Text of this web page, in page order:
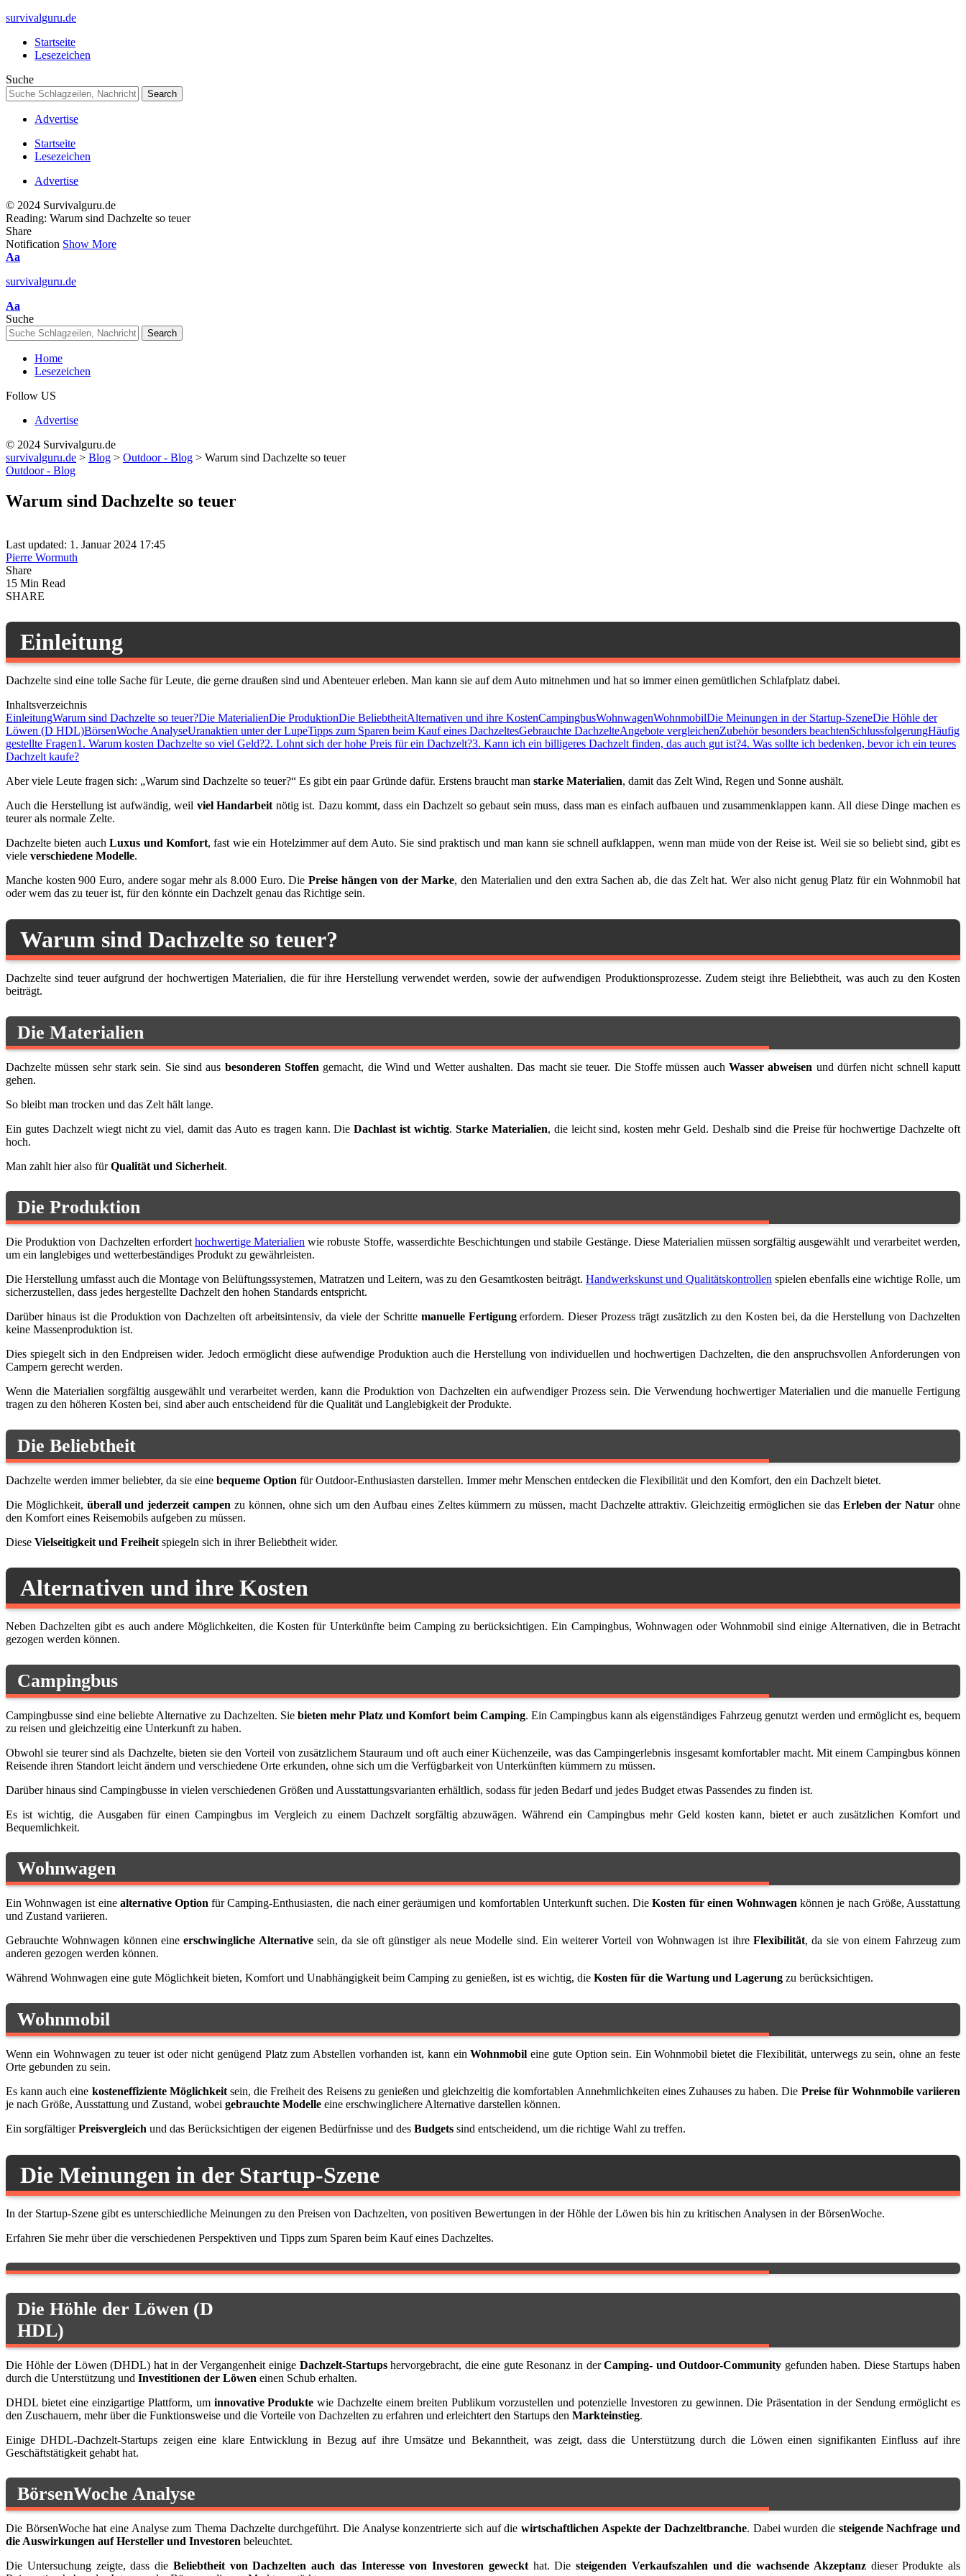
survivalguru.de
Startseite
Lesezeichen
Suche
Advertise
Startseite
Lesezeichen
Advertise
© 2024 Survivalguru.de
Reading: Warum sind Dachzelte so teuer
Share
Notification Show More
Font
Aa
survivalguru.de
Font
Resizer
Aa
Suche
Home
Lesezeichen
Follow US
Advertise
© 2024 Survivalguru.de
survivalguru.de > Blog > Outdoor - Blog > Warum sind Dachzelte so teuer
Outdoor - Blog
Warum sind Dachzelte so teuer
Last updated: 1. Januar 2024 17:45
Pierre Wormuth
Share
15 Min Read
SHARE
Einleitung
Dachzelte sind eine tolle Sache für Leute, die gerne draußen sind und Abenteuer erleben. Man kann sie auf dem Auto mitnehmen und hat so immer einen gemütlichen Schlafplatz dabei.
Inhaltsverzeichnis
EinleitungWarum sind Dachzelte so teuer?Die MaterialienDie ProduktionDie BeliebtheitAlternativen und ihre KostenCampingbusWohnwagenWohnmobilDie Meinungen in der Startup-SzeneDie Höhle der
Löwen (D HDL)BörsenWoche AnalyseUranaktien unter der LupeTipps zum Sparen beim Kauf eines DachzeltesGebrauchte DachzelteAngebote vergleichenZubehör besonders beachtenSchlussfolgerungHäufig
gestellte Fragen1. Warum kosten Dachzelte so viel Geld?2. Lohnt sich der hohe Preis für ein Dachzelt?3. Kann ich ein billigeres Dachzelt finden, das auch gut ist?4. Was sollte ich bedenken, bevor ich ein teures
Dachzelt kaufe?
Aber viele Leute fragen sich: „Warum sind Dachzelte so teuer?“ Es gibt ein paar Gründe dafür. Erstens braucht man starke Materialien, damit das Zelt Wind, Regen und Sonne aushält.
Auch die Herstellung ist aufwändig, weil viel Handarbeit nötig ist. Dazu kommt, dass ein Dachzelt so gebaut sein muss, dass man es einfach aufbauen und zusammenklappen kann. All diese Dinge machen es
teurer als normale Zelte.
Dachzelte bieten auchLuxus und Komfort, fast wie ein Hotelzimmer auf dem Auto. Sie sind praktisch und man kann sie schnell aufklappen, wenn man müde von der Reise ist. Weil sie so beliebt sind, gibt es
viele verschiedene Modelle.
Manche kosten 900 Euro, andere sogar mehr als 8.000 Euro. Die Preise hängen von der Marke, den Materialien und den extra Sachen ab, die das Zelt hat. Wer also nicht genug Platz für ein Wohnmobil hat
oder wem das zu teuer ist, für den könnte ein Dachzelt genau das Richtige sein.
Warum sind Dachzelte so teuer?
Dachzelte sind teuer aufgrund der hochwertigen Materialien, die für ihre Herstellung verwendet werden, sowie der aufwendigen Produktionsprozesse. Zudem steigt ihre Beliebtheit, was auch zu den Kosten
beiträgt.
Die Materialien
Dachzelte müssen sehr stark sein. Sie sind aus besonderen Stoffen gemacht, die Wind und Wetter aushalten. Das macht sie teuer. Die Stoffe müssen auchWasser abweisen und dürfen nicht schnell kaputt
gehen.
So bleibt man trocken und das Zelt hält lange.
Ein gutes Dachzelt wiegt nicht zu viel, damit das Auto es tragen kann. DieDachlast ist wichtig. Starke Materialien, die leicht sind, kosten mehr Geld. Deshalb sind die Preise für hochwertige Dachzelte oft
hoch.
Man zahlt hier also fürQualität und Sicherheit.
Die Produktion
Die Produktion von Dachzelten erfordert hochwertige Materialien wie robuste Stoffe, wasserdichte Beschichtungen und stabile Gestänge. Diese Materialien müssen sorgfältig ausgewählt und verarbeitet werden,
um ein langlebiges und wetterbeständiges Produkt zu gewährleisten.
Die Herstellung umfasst auch die Montage von Belüftungssystemen, Matratzen und Leitern, was zu den Gesamtkosten beiträgt. Handwerkskunst und Qualitätskontrollen spielen ebenfalls eine wichtige Rolle, um
sicherzustellen, dass jedes hergestellte Dachzelt den hohen Standards entspricht.
Darüber hinaus ist die Produktion von Dachzelten oft arbeitsintensiv, da viele der Schritte manuelle Fertigungerfordern. Dieser Prozess trägt zusätzlich zu den Kosten bei, da die Herstellung von Dachzelten
keine Massenproduktion ist.
Dies spiegelt sich in den Endpreisen wider. Jedoch ermöglicht diese aufwendige Produktion auch die Herstellung von individuellen und hochwertigen Dachzelten, die den anspruchsvollen Anforderungen von
Campern gerecht werden.
Wenn die Materialien sorgfältig ausgewählt und verarbeitet werden, kann die Produktion von Dachzelten ein aufwendiger Prozess sein. Die Verwendung hochwertiger Materialien und die manuelle Fertigung
tragen zu den höheren Kosten bei, sind aber auch entscheidend für die Qualität und Langlebigkeit der Produkte.
Die Beliebtheit
Dachzelte werden immer beliebter, da sie eine bequeme Option für Outdoor-Enthusiasten darstellen. Immer mehr Menschen entdecken die Flexibilität und den Komfort, den ein Dachzelt bietet.
Die Möglichkeit, überall und jederzeit campen zu können, ohne sich um den Aufbau eines Zeltes kümmern zu müssen, macht Dachzelte attraktiv. Gleichzeitig ermöglichen sie das Erleben der Natur ohne
den Komfort eines Reisemobils aufgeben zu müssen.
Diese Vielseitigkeit und Freiheit spiegeln sich in ihrer Beliebtheit wider.
Alternativen und ihre Kosten
Neben Dachzelten gibt es auch andere Möglichkeiten, die Kosten für Unterkünfte beim Camping zu berücksichtigen. Ein Campingbus, Wohnwagen oder Wohnmobil sind einige Alternativen, die in Betracht
gezogen werden können.
Campingbus
Campingbusse sind eine beliebte Alternative zu Dachzelten. Sie bieten mehr Platz und Komfort beim Camping. Ein Campingbus kann als eigenständiges Fahrzeug genutzt werden und ermöglicht es, bequem
zu reisen und gleichzeitig eine Unterkunft zu haben.
Obwohl sie teurer sind als Dachzelte, bieten sie den Vorteil von zusätzlichem Stauraum und oft auch einer Küchenzeile, was das Campingerlebnis insgesamt komfortabler macht. Mit einem Campingbus können
Reisende ihren Standort leicht ändern und verschiedene Orte erkunden, ohne sich um die Verfügbarkeit von Unterkünften kümmern zu müssen.
Darüber hinaus sind Campingbusse in vielen verschiedenen Größen und Ausstattungsvarianten erhältlich, sodass für jeden Bedarf und jedes Budget etwas Passendes zu finden ist.
Es ist wichtig, die Ausgaben für einen Campingbus im Vergleich zu einem Dachzelt sorgfältig abzuwägen. Während ein Campingbus mehr Geld kosten kann, bietet er auch zusätzlichen Komfort und
Bequemlichkeit.
Wohnwagen
Ein Wohnwagen ist eine alternative Option für Camping-Enthusiasten, die nach einer geräumigen und komfortablen Unterkunft suchen. DieKosten für einen Wohnwagen können je nach Größe, Ausstattung
und Zustand variieren.
Gebrauchte Wohnwagen können eineerschwingliche Alternativesein, da sie oft günstiger als neue Modelle sind. Ein weiterer Vorteil von Wohnwagen ist ihreFlexibilität, da sie von einem Fahrzeug zum
anderen gezogen werden können.
Während Wohnwagen eine gute Möglichkeit bieten, Komfort und Unabhängigkeit beim Camping zu genießen, ist es wichtig, die Kosten für die Wartung und Lagerung zu berücksichtigen.
Wohnmobil
Wenn ein Wohnwagen zu teuer ist oder nicht genügend Platz zum Abstellen vorhanden ist, kann einWohnmobil eine gute Option sein. Ein Wohnmobil bietet die Flexibilität, unterwegs zu sein, ohne an feste
Orte gebunden zu sein.
Es kann auch eine kosteneffiziente Möglichkeitsein, die Freiheit des Reisens zu genießen und gleichzeitig die komfortablen Annehmlichkeiten eines Zuhauses zu haben. Die Preise für Wohnmobile variieren
je nach Größe, Ausstattung und Zustand, wobei gebrauchte Modelle eine erschwinglichere Alternative darstellen können.
Ein sorgfältigerPreisvergleich und das Berücksichtigen der eigenen Bedürfnisse und des Budgets sind entscheidend, um die richtige Wahl zu treffen.
Die Meinungen in der Startup-Szene
In der Startup-Szene gibt es unterschiedliche Meinungen zu den Preisen von Dachzelten, von positiven Bewertungen in der Höhle der Löwen bis hin zu kritischen Analysen in der BörsenWoche.
Erfahren Sie mehr über die verschiedenen Perspektiven und Tipps zum Sparen beim Kauf eines Dachzeltes.
Die Höhle der Löwen (D
HDL)
Die Höhle der Löwen (DHDL) hat in der Vergangenheit einige Dachzelt-Startupshervorgebracht, die eine gute Resonanz in derCamping- und Outdoor-Community gefunden haben. Diese Startups haben
durch die Unterstützung und Investitionen der Löwen einen Schub erhalten.
DHDL bietet eine einzigartige Plattform, um innovative Produkte wie Dachzelte einem breiten Publikum vorzustellen und potenzielle Investoren zu gewinnen. Die Präsentation in der Sendung ermöglicht es
den Zuschauern, mehr über die Funktionsweise und die Vorteile von Dachzelten zu erfahren und erleichtert den Startups den Markteinstieg.
Einige DHDL-Dachzelt-Startups zeigen eine klare Entwicklung in Bezug auf ihre Umsätze und Bekanntheit, was zeigt, dass die Unterstützung durch die Löwen einen signifikanten Einfluss auf ihre
Geschäftstätigkeit gehabt hat.
BörsenWoche Analyse
Die BörsenWoche hat eine Analyse zum Thema Dachzelte durchgeführt. Die Analyse konzentrierte sich auf die wirtschaftlichen Aspekte der Dachzeltbranche. Dabei wurden die steigende Nachfrage und
die Auswirkungen auf Hersteller und Investoren beleuchtet.
Die Untersuchung zeigte, dass die Beliebtheit von Dachzelten auch das Interesse von Investoren geweckthat. Die steigenden Verkaufszahlen und die wachsende Akzeptanzdieser Produkte als